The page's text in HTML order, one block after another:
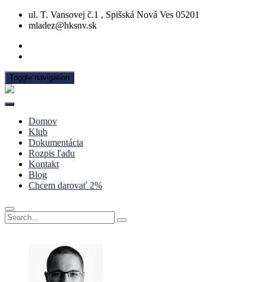
ul. T. Vansovej č.1 , Spišská Nová Ves 05201
mladez@hksnv.sk
Toggle navigation
Domov
Klub
Dokumentácia
Rozpis ľadu
Kontakt
Blog
Chcem darovať 2%